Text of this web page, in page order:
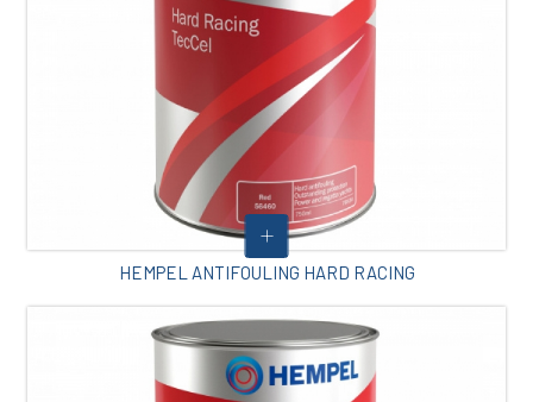
HEMPEL ANTIFOULING HARD RACING